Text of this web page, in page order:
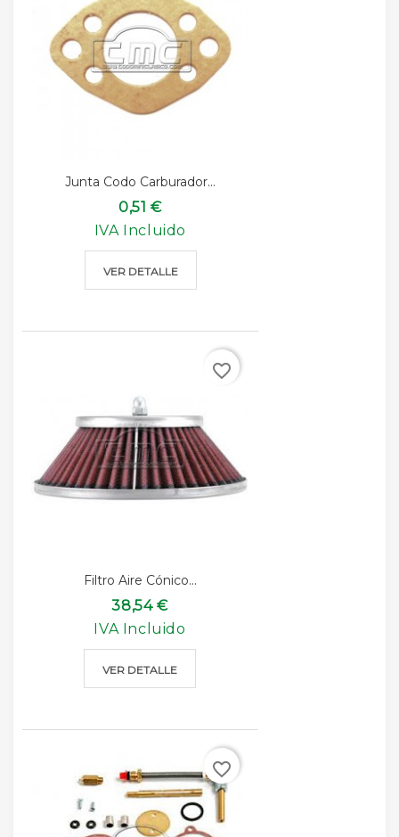
Junta Codo Carburador...
0,51 €
IVA Incluido
VER DETALLE
Filtro Aire Cónico...
38,54 €
IVA Incluido
VER DETALLE
favorite_border
favorite_border